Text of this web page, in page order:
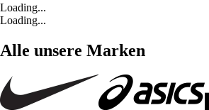
Loading...
Loading...
Alle unsere Marken